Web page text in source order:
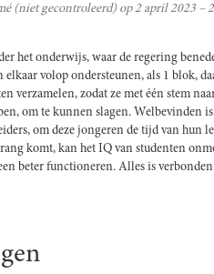
(niet gecontroleerd) op 2 april 2023 –
het onderwijs, waar de regering
elkaar volop ondersteunen, als 1 blok,
verzamelen, zodat ze met één stem
om te kunnen slagen. Welbevinden
om deze jongeren de tijd van hun
komt, kan het IQ van studenten
beter functioneren. Alles is